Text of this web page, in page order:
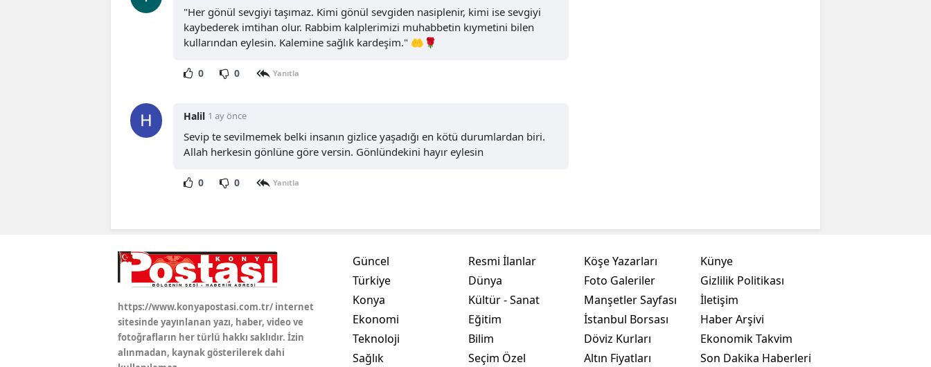
Ardahan
Kilis
"Her gönül sevgiyi taşımaz. Kimi gönül sevgiden nasiplenir, kimi ise sevgiyi
kaybederek imtihan olur. Rabbim kalplerimizi muhabbetin kıymetini bilen
kullarından eylesin. Kalemine sağlık kardeşim." 🤲🌹
0 0 Yanıtla
Halil 1 ay önce
Sevip te sevilmemek belki insanın gizlice yaşadığı en kötü durumlardan biri.
Allah herkesin gönlüne göre versin. Gönlündekini hayır eylesin
0 0 Yanıtla
https://www.konyapostasi.com.tr/ internet
sitesinde yayınlanan yazı, haber, video ve
fotoğrafların her türlü hakkı saklıdır. İzin
alınmadan, kaynak gösterilerek dahi
Güncel
Türkiye
Konya
Ekonomi
Teknoloji
Sağlık
Resmi İlanlar
Dünya
Kültür - Sanat
Eğitim
Bilim
Seçim Özel
Köşe Yazarları
Foto Galeriler
Manşetler Sayfası
İstanbul Borsası
Döviz Kurları
Altın Fiyatları
Künye
Gizlilik Politikası
İletişim
Haber Arşivi
Ekonomik Takvim
Son Dakika Haberleri